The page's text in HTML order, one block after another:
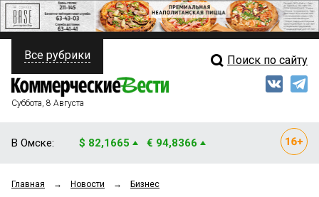
ПОЛИТИКА
ФИНАНСЫ
ОБЩЕСТВО
Свежий выпуск
Все рубрики Поиск по сайту
Суббота, 8 Августа
В Омске: $ 82,1665 € 94,8366
Главная → Новости → Бизнес